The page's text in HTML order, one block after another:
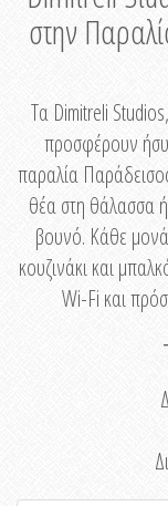
στην
Τα Dimitreli
προσφέρουν
παραλία
θέα στη θάλασσα
βουνό. Κάθε
κουζινάκι και
Wi-Fi και